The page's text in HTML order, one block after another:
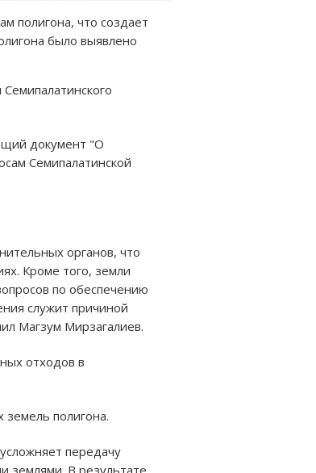
полигона, что создает
было выявлено
документ "О
Семипалатинской
органов, что
Кроме того, земли
по обеспечению
служит причиной
Магзум Мирзагалиев.
отходов в
полигона.
передачу